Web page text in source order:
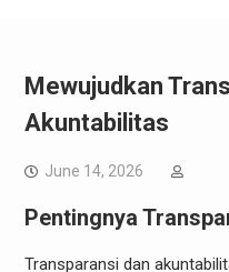
Mewujudkan
Akuntabilitas
June 14, 2026
Pentingnya
Transparansi dan